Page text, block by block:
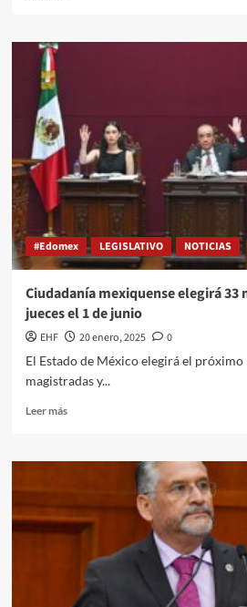
#Edomex LEGISLATIVO NOTICIAS
Ciudadanía mexiquense elegirá 33
jueces el 1 de junio
EHF 20 enero, 2025
0
El Estado de México elegirá el
magistradas y...
Leer más